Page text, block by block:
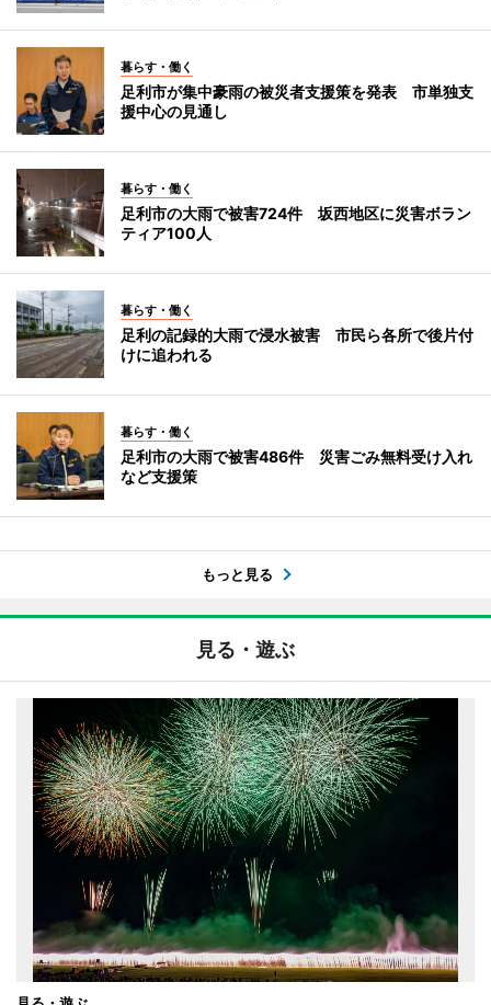
暮らす・働く
足利市が集中豪雨の被災者支援策を発表 市単独支
援中心の見通し
暮らす・働く
足利市の大雨で被害724件 坂西地区に災害ボラン
ティア100人
暮らす・働く
足利の記録的大雨で浸水被害 市民ら各所で後片付
けに追われる
暮らす・働く
足利市の大雨で被害486件 災害ごみ無料受け入れ
など支援策
もっと見る
見る・遊ぶ